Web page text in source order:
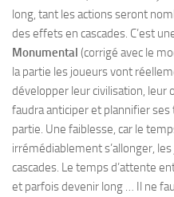
long, tant les actions seront
des effets en cascades. C’est
Monumental (corrigé avec le
la partie les joueurs vont
développer leur civilisation, leur
faudra anticiper et plannifier
partie. Une faiblesse, car le
irrémédiablement s’allonger,
cascades. Le temps d’attente
et parfois devenir long … Il ne